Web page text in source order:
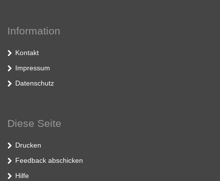
Information
Kontakt
Impressum
Datenschutz
Diese Seite
Drucken
Feedback abschicken
Hilfe